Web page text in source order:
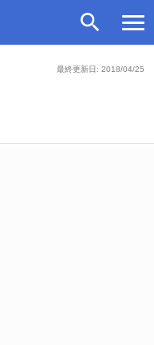
最終更新日: 2018/04/25